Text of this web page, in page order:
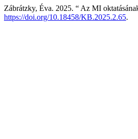
Zábrátzky, Éva. 2025. “ Az MI
https://doi.org/10.18458/KB.2025.2.65.